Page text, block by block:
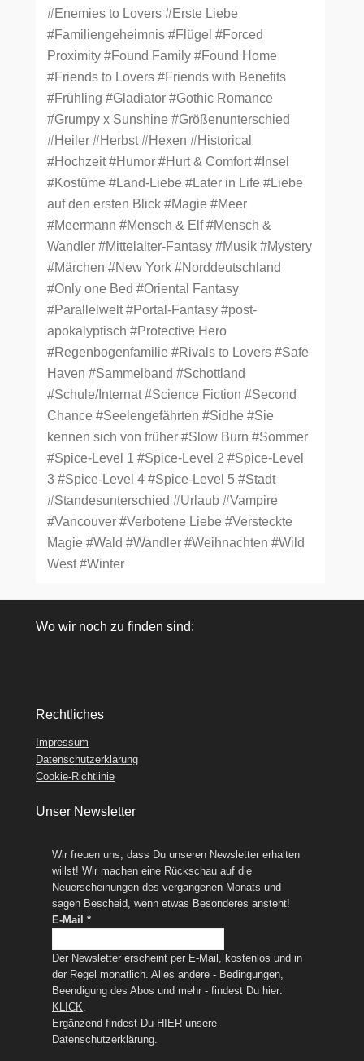
#Enemies to Lovers #Erste Liebe
#Familiengeheimnis #Flügel #Forced
Proximity #Found Family #Found Home
#Friends to Lovers #Friends with Benefits
#Frühling #Gladiator #Gothic Romance
#Grumpy x Sunshine #Größenunterschied
#Heiler #Herbst #Hexen #Historical
#Hochzeit #Humor #Hurt & Comfort #Insel
#Kostüme #Land-Liebe #Later in Life #Liebe
auf den ersten Blick #Magie #Meer
#Meermann #Mensch & Elf #Mensch &
Wandler #Mittelalter-Fantasy #Musik #Mystery
#Märchen #New York #Norddeutschland
#Only one Bed #Oriental Fantasy
#Parallelwelt #Portal-Fantasy #post-
apokalyptisch #Protective Hero
#Regenbogenfamilie #Rivals to Lovers #Safe
Haven #Sammelband #Schottland
#Schule/Internat #Science Fiction #Second
Chance #Seelengefährten #Sidhe #Sie
kennen sich von früher #Slow Burn #Sommer
#Spice-Level 1 #Spice-Level 2 #Spice-Level
3 #Spice-Level 4 #Spice-Level 5 #Stadt
#Standesunterschied #Urlaub #Vampire
#Vancouver #Verbotene Liebe #Versteckte
Magie #Wald #Wandler #Weihnachten #Wild
West #Winter
Wo wir noch zu finden sind:
Rechtliches
Impressum
Datenschutzerklärung
Cookie-Richtlinie
Unser Newsletter
Wir freuen uns, dass Du unseren Newsletter erhalten
willst! Wir machen eine Rückschau auf die
Neuerscheinungen des vergangenen Monats und
sagen Bescheid, wenn etwas Besonderes ansteht!
E-Mail *
Der Newsletter erscheint per E-Mail, kostenlos und in
der Regel monatlich. Alles andere - Bedingungen,
Beendigung des Abos und mehr - findest Du hier:
KLICK.
Ergänzend findest Du HIER unsere
Datenschutzerklärung.